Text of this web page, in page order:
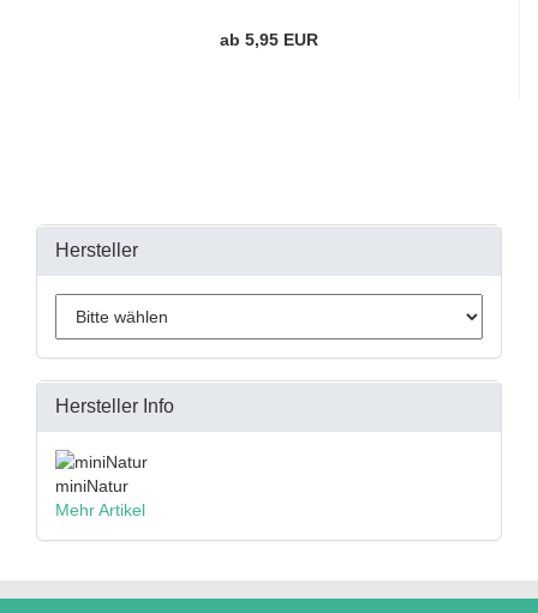
ab 5,95 EUR
Hersteller
Hersteller Info
miniNatur
Mehr Artikel